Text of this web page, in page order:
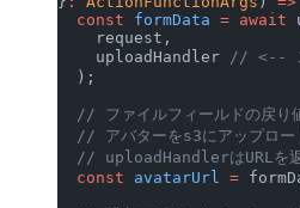
  const
formData = await
    request,
    uploadHandler
// <-- こ
  );
// ファイルフィールドの戻
// アバターをs3にアップロー
// uploadHandlerはURLを返
  const
avatarUrl =